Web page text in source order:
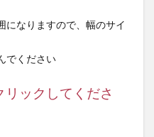
になりますので、幅のサイ
でください
ックしてくださ